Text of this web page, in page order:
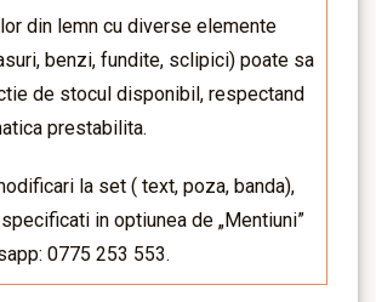
din lemn cu diverse elemente
benzi, fundite, sclipici) poate sa
de stocul disponibil, respectand
prestabilita.
la set ( text, poza, banda),
in optiunea de „Mentiuni”
0775 253 553.